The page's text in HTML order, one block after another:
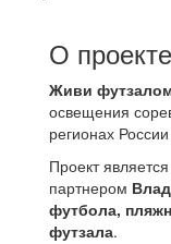
О проекте
Живи
освещения
регионах
Проект
партнером
футбола,
футзала.